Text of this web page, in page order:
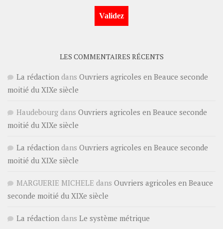
LES COMMENTAIRES RÉCENTS
La rédaction dans Ouvriers agricoles en Beauce seconde
moitié du XIXe siècle
Haudebourg dans Ouvriers agricoles en Beauce seconde
moitié du XIXe siècle
La rédaction dans Ouvriers agricoles en Beauce seconde
moitié du XIXe siècle
MARGUERIE MICHELE dans Ouvriers agricoles en Beauce
seconde moitié du XIXe siècle
La rédaction dans Le système métrique